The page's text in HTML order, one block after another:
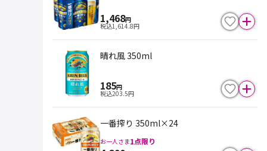
1,468円
税込1,614.8円
晴れ風 350ml
185円
税込203.5円
一番搾り 350ml×24
お一人さま1点限り